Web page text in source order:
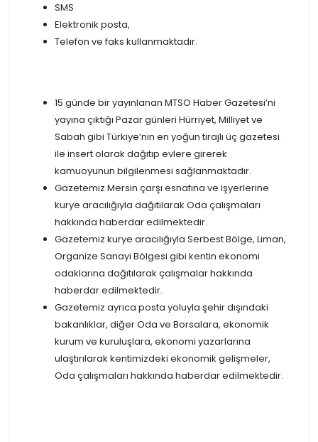
SMS
Elektronik posta,
Telefon ve faks kullanmaktadır.
15 günde bir yayınlanan MTSO Haber Gazetesi’ni
yayına çıktığı Pazar günleri Hürriyet, Milliyet ve
Sabah gibi Türkiye’nin en yoğun tirajlı üç gazetesi
ile insert olarak dağıtıp evlere girerek
kamuoyunun bilgilenmesi sağlanmaktadır.
Gazetemiz Mersin çarşı esnafına ve işyerlerine
kurye aracılığıyla dağıtılarak Oda çalışmaları
hakkında haberdar edilmektedir.
Gazetemiz kurye aracılığıyla Serbest Bölge, Liman,
Organize Sanayi Bölgesi gibi kentin ekonomi
odaklarına dağıtılarak çalışmalar hakkında
haberdar edilmektedir.
Gazetemiz ayrıca posta yoluyla şehir dışındaki
bakanlıklar, diğer Oda ve Borsalara, ekonomik
kurum ve kuruluşlara, ekonomi yazarlarına
ulaştırılarak kentimizdeki ekonomik gelişmeler,
Oda çalışmaları hakkında haberdar edilmektedir.